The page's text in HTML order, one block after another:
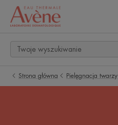
Strona główna Pielęgnacja twarzy